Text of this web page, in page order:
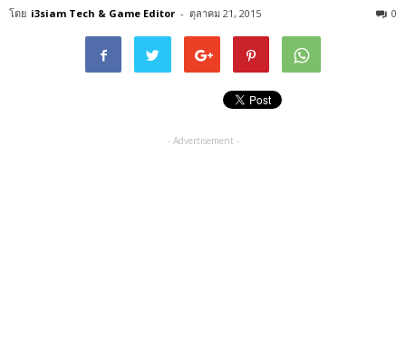
โดย i3siam Tech & Game Editor - ตุลาคม 21, 2015 0
- Advertisement -